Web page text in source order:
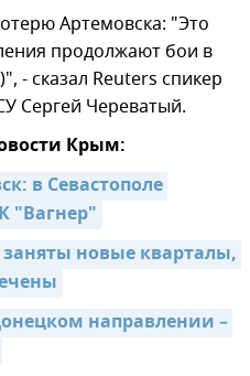
Артемовска: "Это
продолжают бои в
- сказал Reuters спикер
Сергей Череватый.
Крым:
в Севастополе
"Вагнер"
новые кварталы,
направлении –